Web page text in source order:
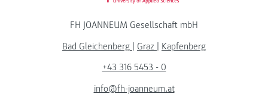
FH JOANNEUM Gesellschaft mbH
Bad Gleichenberg | Graz | Kapfenberg
+43 316 5453 - 0
info@fh-joanneum.at